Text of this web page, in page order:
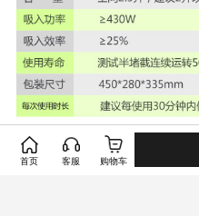
首页 客服 购物车